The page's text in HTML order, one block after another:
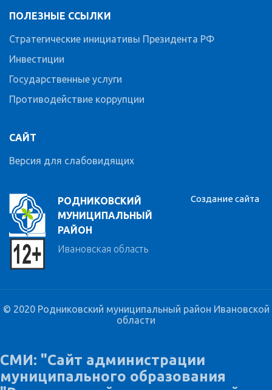
РОДНИКОВСКИЙ
МУНИЦИПАЛЬНЫЙ
РАЙОН
Ивановская область
ПОЛЕЗНЫЕ ССЫЛКИ
Стратегические инициативы Президента РФ
Инвестиции
Государственные услуги
Противодействие коррупции
САЙТ
Версия для слабовидящих
Создание сайта
© 2020 Родниковский муниципальный район Ивановской
области
СМИ: "Сайт администрации
муниципального образования